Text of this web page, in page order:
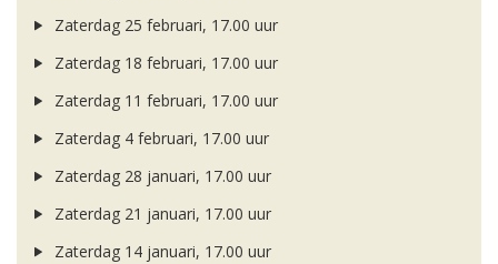
Zaterdag 25 februari, 17.00 uur
Zaterdag 18 februari, 17.00 uur
Zaterdag 11 februari, 17.00 uur
Zaterdag 4 februari, 17.00 uur
Zaterdag 28 januari, 17.00 uur
Zaterdag 21 januari, 17.00 uur
Zaterdag 14 januari, 17.00 uur